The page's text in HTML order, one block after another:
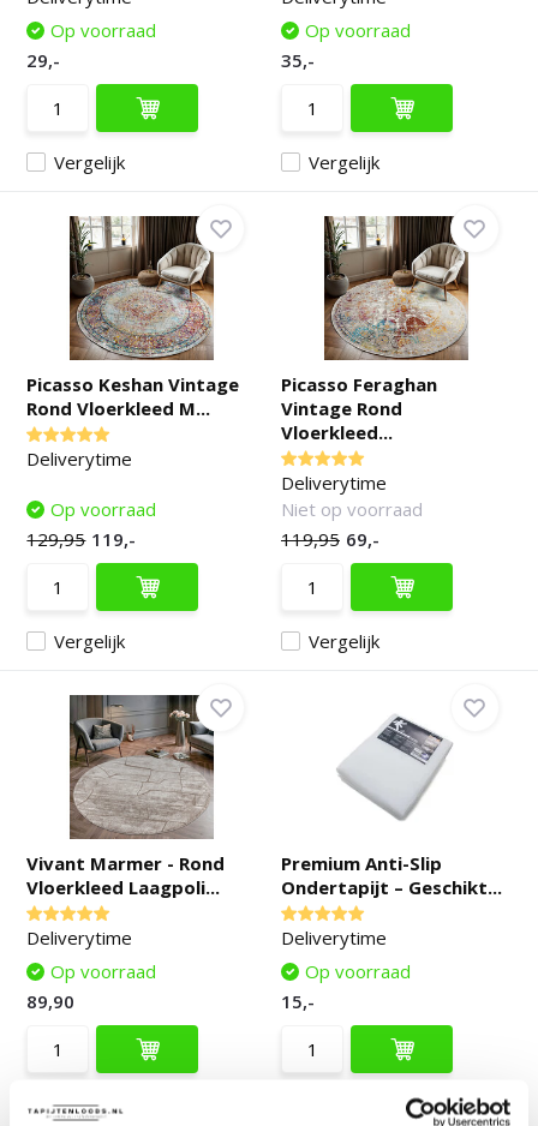
Vergelijk
Op voorraad
29,-
Vergelijk
Op voorraad
35,-
Picasso Keshan Vintage
Rond Vloerkleed M...
Deliverytime
Vergelijk
Op voorraad
129,95 119,-
Picasso Feraghan
Vintage Rond
Vloerkleed...
Deliverytime
Vergelijk
Niet op voorraad
119,95 69,-
Vivant Marmer - Rond
Vloerkleed Laagpoli...
Deliverytime
Vergelijk
Op voorraad
89,90
Premium Anti-Slip
Ondertapijt – Geschikt...
Deliverytime
Op voorraad
15,-